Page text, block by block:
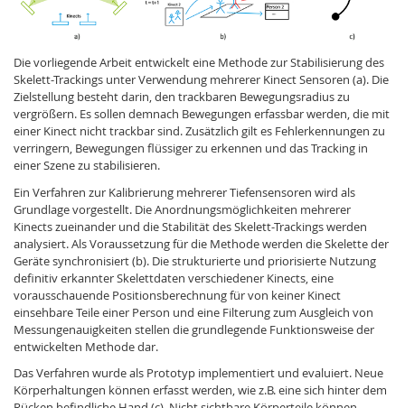
Die vorliegende Arbeit entwickelt eine Methode zur Stabilisierung des
Skelett-Trackings unter Verwendung mehrerer Kinect Sensoren (a). Die
Zielstellung besteht darin, den trackbaren Bewegungsradius zu
vergrößern. Es sollen demnach Bewegungen erfassbar werden, die mit
einer Kinect nicht trackbar sind. Zusätzlich gilt es Fehlerkennungen zu
verringern, Bewegungen flüssiger zu erkennen und das Tracking in
einer Szene zu stabilisieren.
Ein Verfahren zur Kalibrierung mehrerer Tiefensensoren wird als
Grundlage vorgestellt. Die Anordnungsmöglichkeiten mehrerer
Kinects zueinander und die Stabilität des Skelett-Trackings werden
analysiert. Als Voraussetzung für die Methode werden die Skelette der
Geräte synchronisiert (b). Die strukturierte und priorisierte Nutzung
definitiv erkannter Skelettdaten verschiedener Kinects, eine
vorausschauende Positionsberechnung für von keiner Kinect
einsehbare Teile einer Person und eine Filterung zum Ausgleich von
Messungenauigkeiten stellen die grundlegende Funktionsweise der
entwickelten Methode dar.
Das Verfahren wurde als Prototyp implementiert und evaluiert. Neue
Körperhaltungen können erfasst werden, wie z.B. eine sich hinter dem